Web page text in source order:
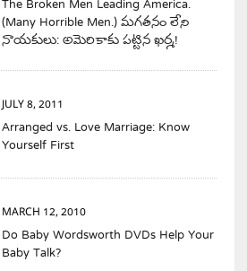
(Many Horrible Men.) మగతనం లేని
నాయకులు: అమెరికాకు పట్టిన ఖర్మ!
JULY 8, 2011
Arranged vs. Love Marriage: Know
Yourself First
MARCH 12, 2010
Do Baby Wordsworth DVDs Help Your
Baby Talk?